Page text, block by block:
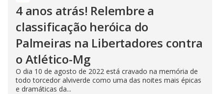
4 anos atrás! Relembre a
classificação heróica do
Palmeiras na Libertadores contra
o Atlético-Mg
O dia 10 de agosto de 2022 está cravado na memória de
todo torcedor alviverde como uma das noites mais épicas
e dramáticas da...